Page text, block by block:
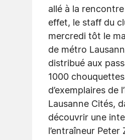
allé à la
effet, le staff du
mercredi tôt le
de métro
distribué aux
1000
d’exemplaires de
Lausanne Cités,
découvrir une
l’entraîneur Peter